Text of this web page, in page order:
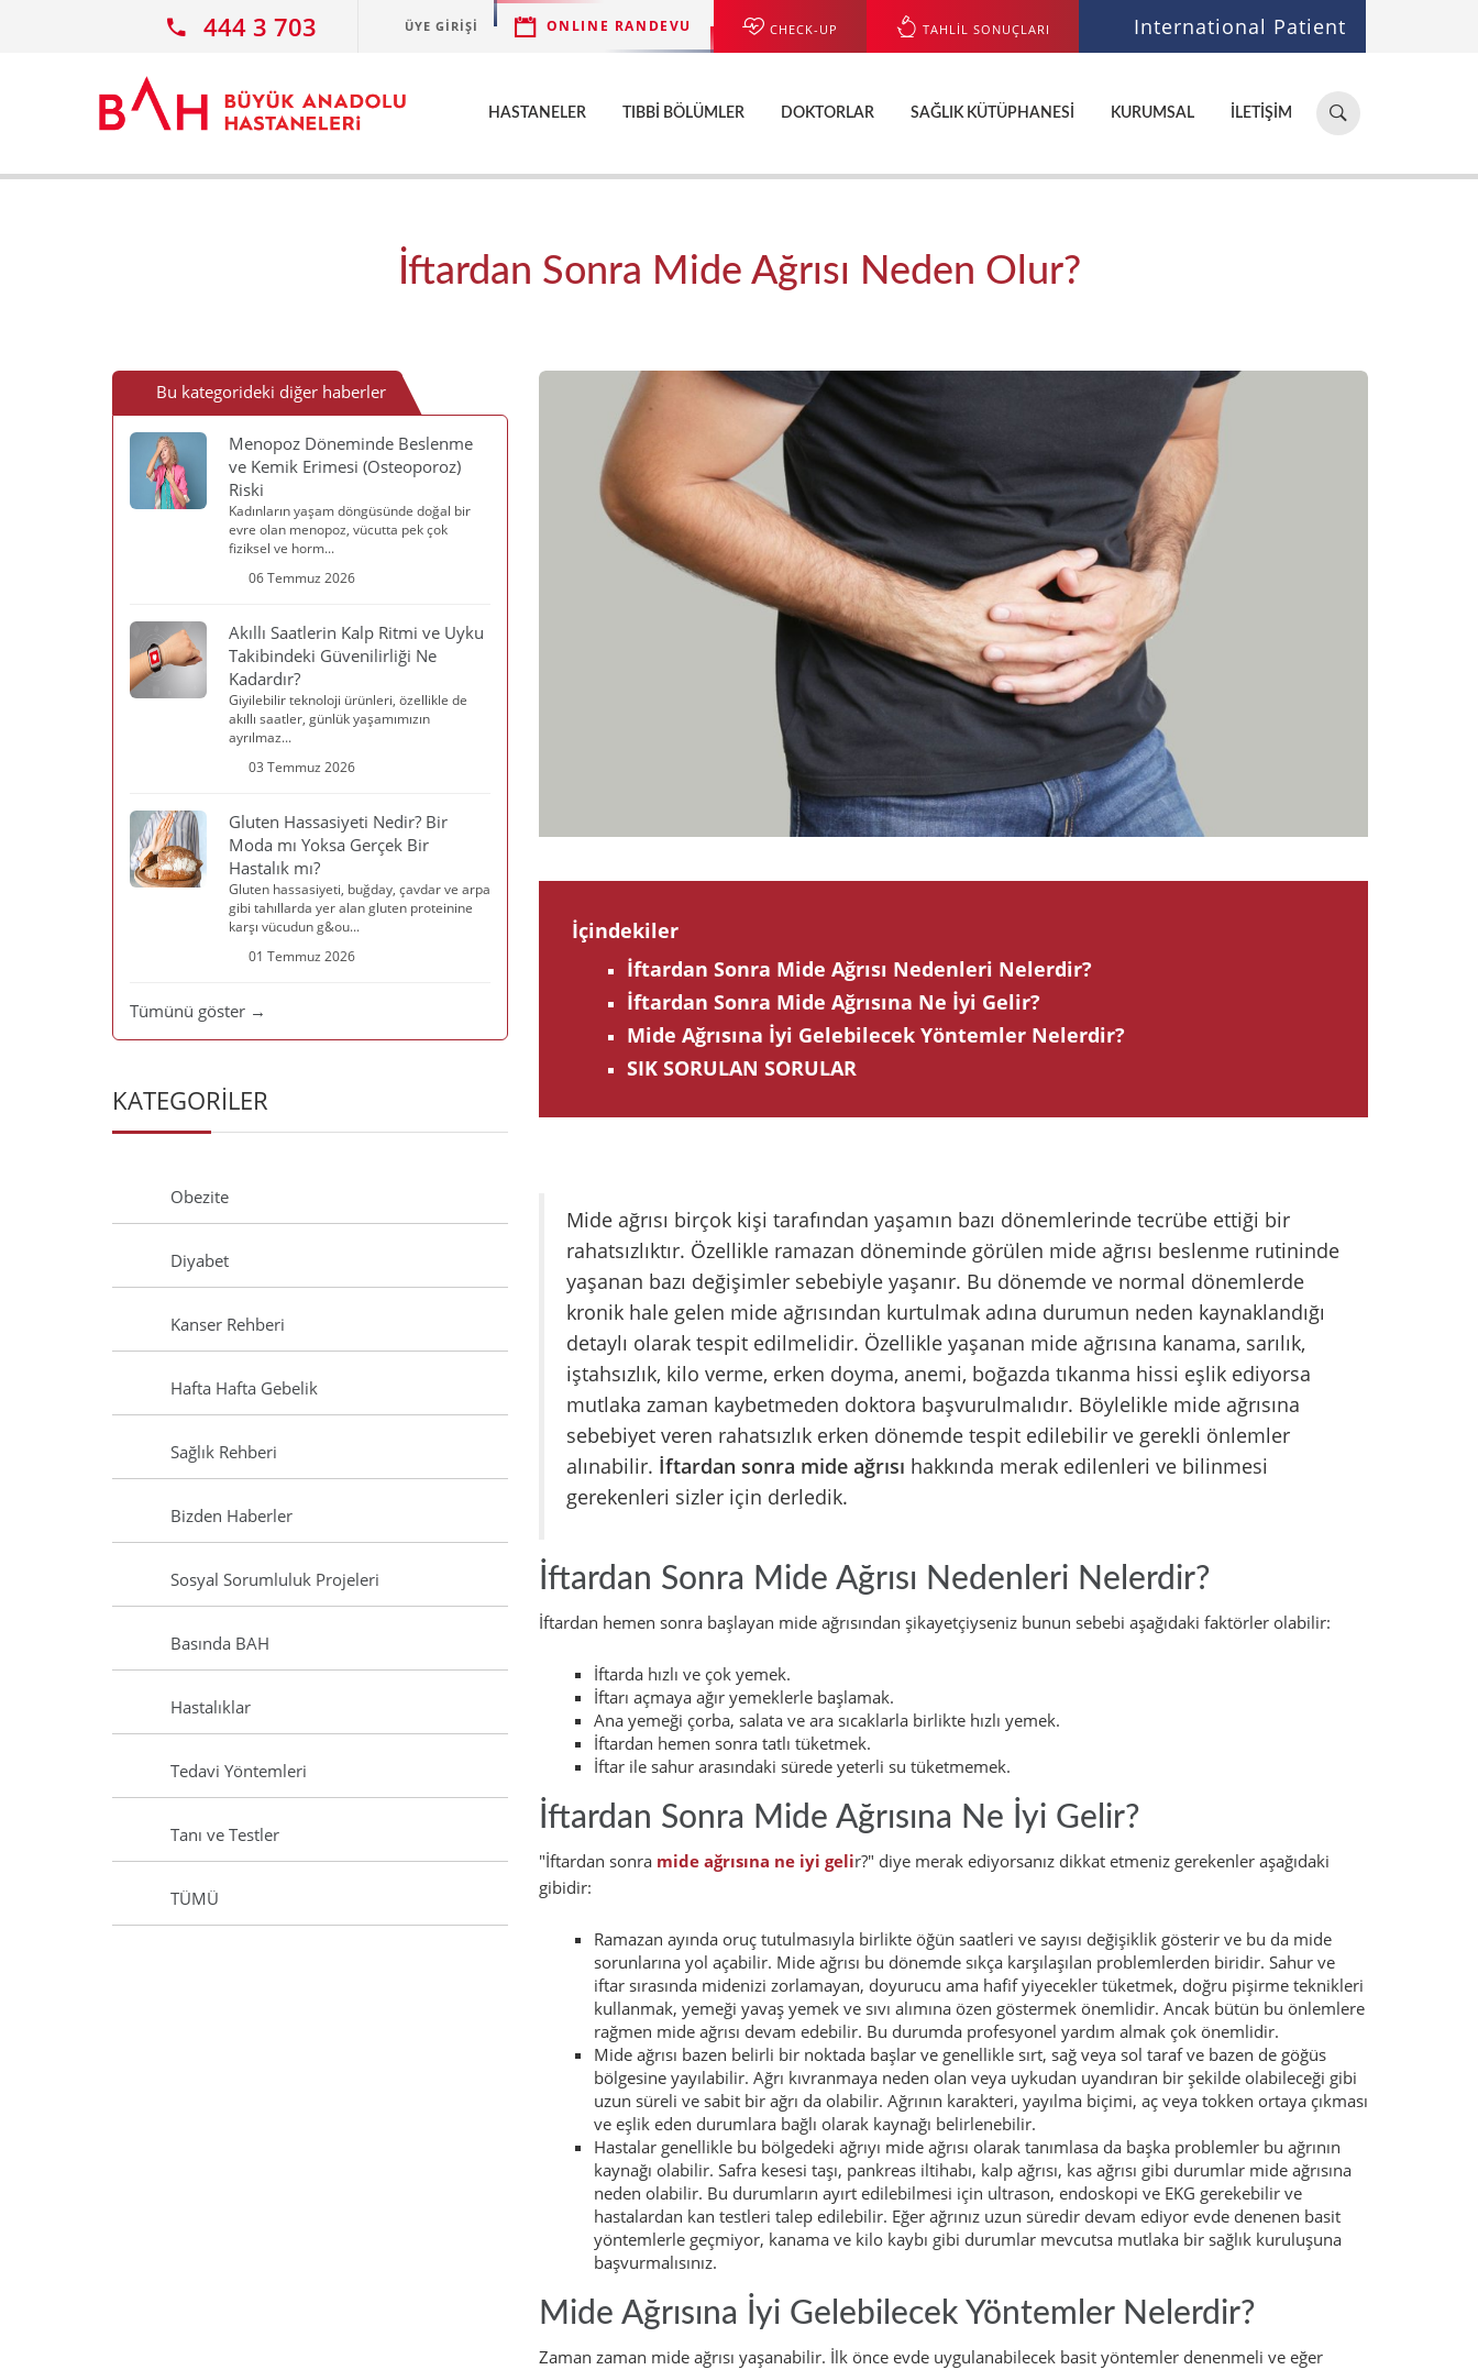
444 3 703 ÜYE GIRIŞI ONLINE RANDEVU CHECK-UP TAHLİL SONUÇLARI International Patient
Hastane,
doktor,
ara...
HASTANELER TIBBI BÖLÜMLER DOKTORLAR SAĞLIK KÜTÜPHANESI KURUMSAL İLETIŞIM
İftardan Sonra Mide Ağrısı Neden Olur?
İçindekiler
İftardan Sonra Mide Ağrısı Nedenleri Nelerdir?
İftardan Sonra Mide Ağrısına Ne İyi Gelir?
Mide Ağrısına İyi Gelebilecek Yöntemler Nelerdir?
SIK SORULAN SORULAR
Mide ağrısı birçok kişi tarafından yaşamın bazı dönemlerinde tecrübe ettiği bir
rahatsızlıktır. Özellikle ramazan döneminde görülen mide ağrısı beslenme rutininde
yaşanan bazı değişimler sebebiyle yaşanır. Bu dönemde ve normal dönemlerde
kronik hale gelen mide ağrısından kurtulmak adına durumun neden kaynaklandığı
detaylı olarak tespit edilmelidir. Özellikle yaşanan mide ağrısına kanama, sarılık,
iştahsızlık, kilo verme, erken doyma, anemi, boğazda tıkanma hissi eşlik ediyorsa
mutlaka zaman kaybetmeden doktora başvurulmalıdır. Böylelikle mide ağrısına
sebebiyet veren rahatsızlık erken dönemde tespit edilebilir ve gerekli önlemler
alınabilir. İftardan sonra mide ağrısı hakkında merak edilenleri ve bilinmesi
gerekenleri sizler için derledik.
İftardan Sonra Mide Ağrısı Nedenleri Nelerdir?
İftardan hemen sonra başlayan mide ağrısından şikayetçiyseniz bunun sebebi aşağıdaki faktörler olabilir:
İftarda hızlı ve çok yemek.
İftarı açmaya ağır yemeklerle başlamak.
Ana yemeği çorba, salata ve ara sıcaklarla birlikte hızlı yemek.
İftardan hemen sonra tatlı tüketmek.
İftar ile sahur arasındaki sürede yeterli su tüketmemek.
İftardan Sonra Mide Ağrısına Ne İyi Gelir?
"İftardan sonra mide ağrısına ne iyi gelir?" diye merak ediyorsanız dikkat etmeniz gerekenler aşağıdaki
gibidir:
Ramazan ayında oruç tutulmasıyla birlikte öğün saatleri ve sayısı değişiklik gösterir ve bu da mide
sorunlarına yol açabilir. Mide ağrısı bu dönemde sıkça karşılaşılan problemlerden biridir. Sahur ve
iftar sırasında midenizi zorlamayan, doyurucu ama hafif yiyecekler tüketmek, doğru pişirme teknikleri
kullanmak, yemeği yavaş yemek ve sıvı alımına özen göstermek önemlidir. Ancak bütün bu önlemlere
rağmen mide ağrısı devam edebilir. Bu durumda profesyonel yardım almak çok önemlidir.
Mide ağrısı bazen belirli bir noktada başlar ve genellikle sırt, sağ veya sol taraf ve bazen de göğüs
bölgesine yayılabilir. Ağrı kıvranmaya neden olan veya uykudan uyandıran bir şekilde olabileceği gibi
uzun süreli ve sabit bir ağrı da olabilir. Ağrının karakteri, yayılma biçimi, aç veya tokken ortaya çıkması
ve eşlik eden durumlara bağlı olarak kaynağı belirlenebilir.
Hastalar genellikle bu bölgedeki ağrıyı mide ağrısı olarak tanımlasa da başka problemler bu ağrının
kaynağı olabilir. Safra kesesi taşı, pankreas iltihabı, kalp ağrısı, kas ağrısı gibi durumlar mide ağrısına
neden olabilir. Bu durumların ayırt edilebilmesi için ultrason, endoskopi ve EKG gerekebilir ve
hastalardan kan testleri talep edilebilir. Eğer ağrınız uzun süredir devam ediyor evde denenen basit
yöntemlerle geçmiyor, kanama ve kilo kaybı gibi durumlar mevcutsa mutlaka bir sağlık kuruluşuna
başvurmalısınız.
Mide Ağrısına İyi Gelebilecek Yöntemler Nelerdir?
Zaman zaman mide ağrısı yaşanabilir. İlk önce evde uygulanabilecek basit yöntemler denenmeli ve eğer
Bu kategorideki diğer haberler
Menopoz Döneminde Beslenme
ve Kemik Erimesi (Osteoporoz)
Riski
Kadınların yaşam döngüsünde doğal bir
evre olan menopoz, vücutta pek çok
fiziksel ve horm...
06 Temmuz 2026
Akıllı Saatlerin Kalp Ritmi ve Uyku
Takibindeki Güvenilirliği Ne
Kadardır?
Giyilebilir teknoloji ürünleri, özellikle de
akıllı saatler, günlük yaşamımızın
ayrılmaz...
03 Temmuz 2026
Gluten Hassasiyeti Nedir? Bir
Moda mı Yoksa Gerçek Bir
Hastalık mı?
Gluten hassasiyeti, buğday, çavdar ve arpa
gibi tahıllarda yer alan gluten proteinine
karşı vücudun g&ou...
01 Temmuz 2026
Tümünü göster →
KATEGORİLER
Obezite
Diyabet
Kanser Rehberi
Hafta Hafta Gebelik
Sağlık Rehberi
Bizden Haberler
Sosyal Sorumluluk Projeleri
Basında BAH
Hastalıklar
Tedavi Yöntemleri
Tanı ve Testler
TÜMÜ